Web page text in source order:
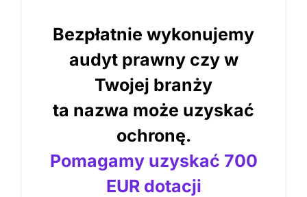
Bezpłatnie wykonujemy
audyt prawny czy w
Twojej branży
ta nazwa może uzyskać
ochronę.
Pomagamy uzyskać 700
EUR dotacji